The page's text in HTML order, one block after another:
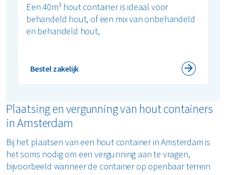
Een 40m³ hout container is ideaal voor
behandeld hout, of een mix van onbehandeld
en behandeld hout,
Bestel zakelijk
Plaatsing en vergunning van hout containers
in Amsterdam
Bij het plaatsen van een hout container in Amsterdam is
het soms nodig om een vergunning aan te vragen,
bijvoorbeeld wanneer de container op openbaar terrein